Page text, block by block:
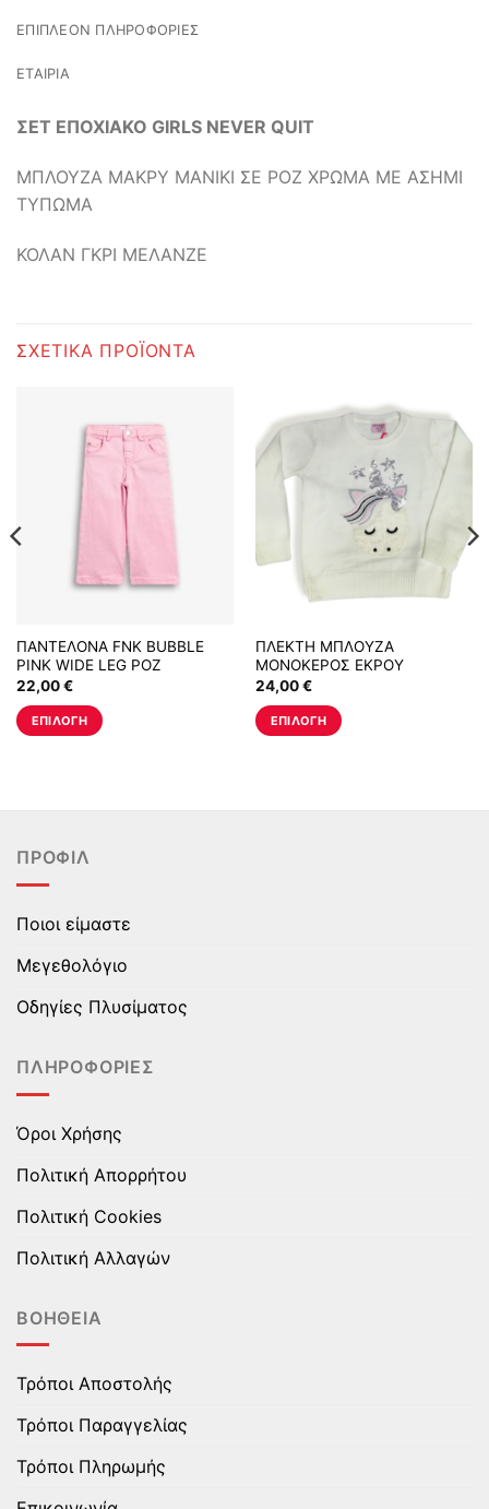
ΕΠΙΠΛΈΟΝ ΠΛΗΡΟΦΟΡΊΕΣ
ΕΤΑΙΡΊΑ
ΣΕΤ ΕΠΟΧΙΑΚΟ GIRLS NEVER QUIT
ΜΠΛΟΥΖΑ ΜΑΚΡΥ ΜΑΝΙΚΙ ΣΕ ΡΟΖ ΧΡΩΜΑ ΜΕ ΑΣΗΜΙ
ΤΥΠΩΜΑ
ΚΟΛΑΝ ΓΚΡΙ ΜΕΛΑΝΖΕ
ΣΧΕΤΙΚΆ ΠΡΟΪΌΝΤΑ
ΠΑΝΤΕΛΟΝΑ FNK BUBBLE
PINK WIDE LEG ΡΟΖ
22,00€
ΕΠΙΛΟΓΉ
έχει
παραλλαγές.
Οι
μπορούν
επιλεγούν
στη
σελίδα
προϊόντος
ΠΛΕΚΤΗ ΜΠΛΟΥΖΑ
ΜΟΝΟΚΕΡΟΣ ΕΚΡΟΥ
24,00€
ΕΠΙΛΟΓΉ
έχει
ΠΡΟΦΊΛ
Ποιοι είμαστε
Μεγεθολόγιο
Οδηγίες Πλυσίματος
ΠΛΗΡΟΦΟΡΊΕΣ
Όροι Χρήσης
Πολιτική Απορρήτου
Πολιτική Cookies
Πολιτική Αλλαγών
ΒΟΉΘΕΙΑ
Τρόποι Αποστολής
Τρόποι Παραγγελίας
Τρόποι Πληρωμής